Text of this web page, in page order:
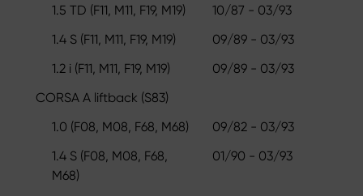
1.5 TD (F11, M11, F19, M19)
10/87 - 03/93
1.4 S (F11, M11, F19, M19)
09/89 - 03/93
1.2 i (F11, M11, F19, M19)
09/89 - 03/93
CORSA A liftback (S83)
1.0 (F08, M08, F68, M68)
09/82 - 03/93
1.4 S (F08, M08, F68,
M68)
01/90 - 03/93